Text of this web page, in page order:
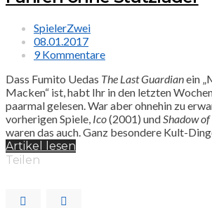
SpielerZwei
08.01.2017
9 Kommentare
Dass Fumito Uedas The Last Guardianein
Macken“ ist, habt Ihr in den letzten
paarmal gelesen. War aber ohnehin zu
vorherigen Spiele, Ico(2001) undShadow of
waren das auch. Ganz besondere Kult-
Artikel lesen
Teilen